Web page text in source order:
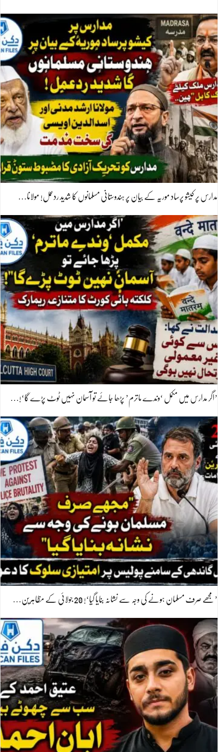
مدارس پر کیشو پرساد موریہ کے بیان پر ہندوستانی مسلمانوں کا شدید ردعمل! مولانا…
’اگر مدارس میں مکمل ‘وندے ماترم’ پڑھا جائے تو آسمان نہیں ٹوٹ پڑے گا‘!…
’مجھے صرف مسلمان ہونے کی وجہ سے نشانہ بنایا گیا‘! 20 جولائی کے مظاہرین…